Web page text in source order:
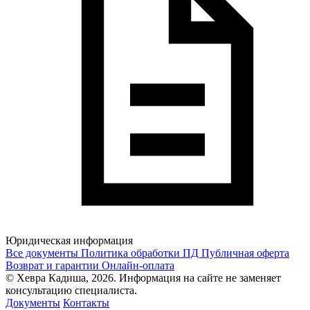
Юридическая информация
Все документы Политика обработки ПД Публичная оферта
Возврат и гарантии Онлайн-оплата
© Хевра Кадиша, 2026. Информация на сайте не заменяет
консультацию специалиста.
Документы Контакты